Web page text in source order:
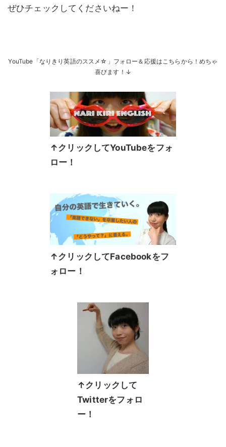
ぜひチェックしてくださいねー！
YouTube「なりきり英語のススメ☆」フォロー＆応援はこちらから！めちゃ
喜びます！↓
↑クリックしてYouTubeをフォ
ロー！
↑クリックしてFacebookをフ
ォロー！
↑クリックして
Twitterをフォロ
ー！